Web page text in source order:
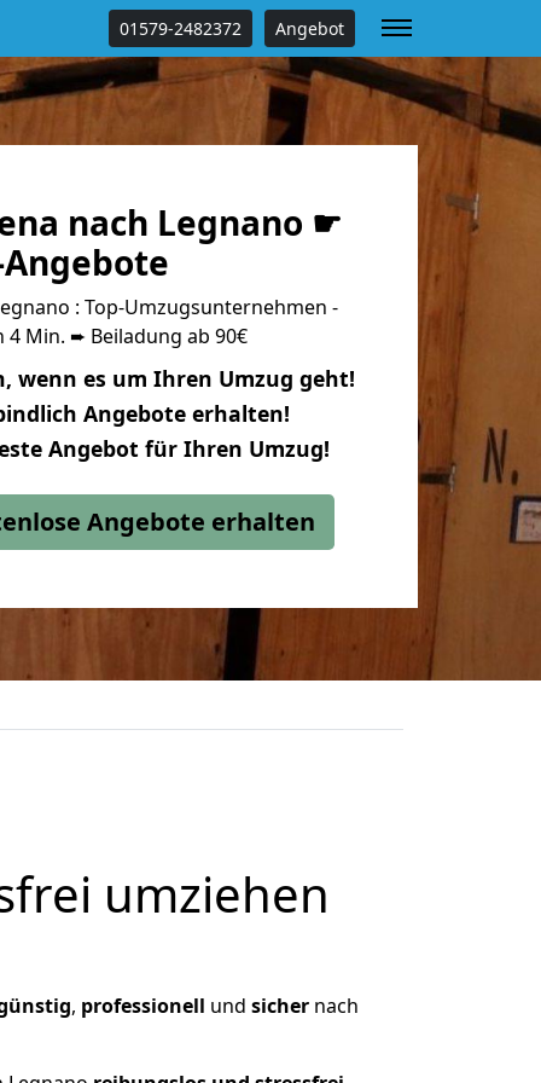
01579-2482372 Angebot
nach Legnano ☛
: Top-Umzugsunternehmen -
Min. ➨ Beiladung ab 90€
wenn es um Ihren Umzug geht!
Angebote erhalten!
Angebot für Ihren Umzug!
Angebote erhalten
umziehen
, professionell und sicher nach